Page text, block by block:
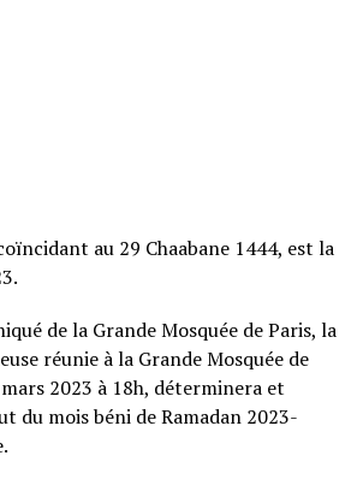
au 29 Chaabane 1444, est la
de la Grande Mosquée de Paris, la
réunie à la Grande Mosquée de
2023 à 18h, déterminera et
du mois béni de Ramadan 2023-